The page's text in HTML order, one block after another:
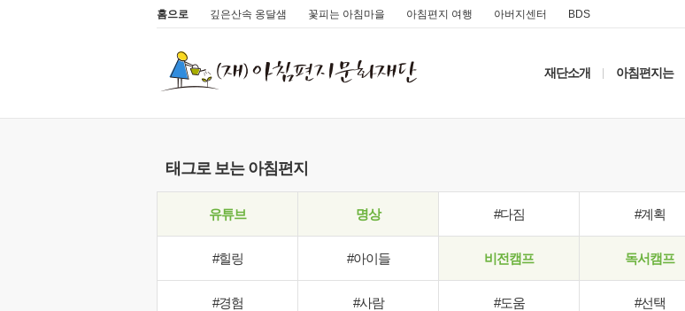
홈으로 깊은산속 옹달샘 꽃피는 아침마을 아침편지 여행 아버지센터 BDS
재단소개 아침편지는
태그로 보는 아침편지
유튜브 명상 #다짐 #계획
#힐링 #아이들 비전캠프 독서캠프
#경험 #사람 #도움 #선택